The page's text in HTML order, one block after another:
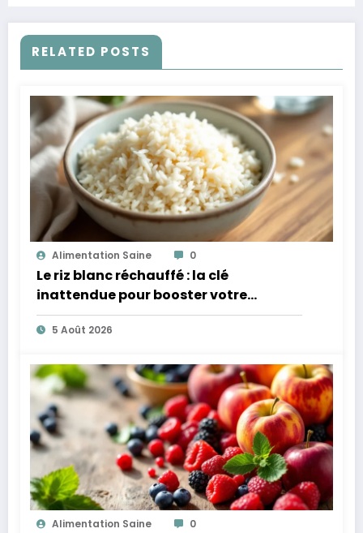
RELATED POSTS
Alimentation Saine 0
Le riz blanc réchauffé : la clé
inattendue pour booster votre
microbiote
5 Août 2026
Alimentation Saine 0